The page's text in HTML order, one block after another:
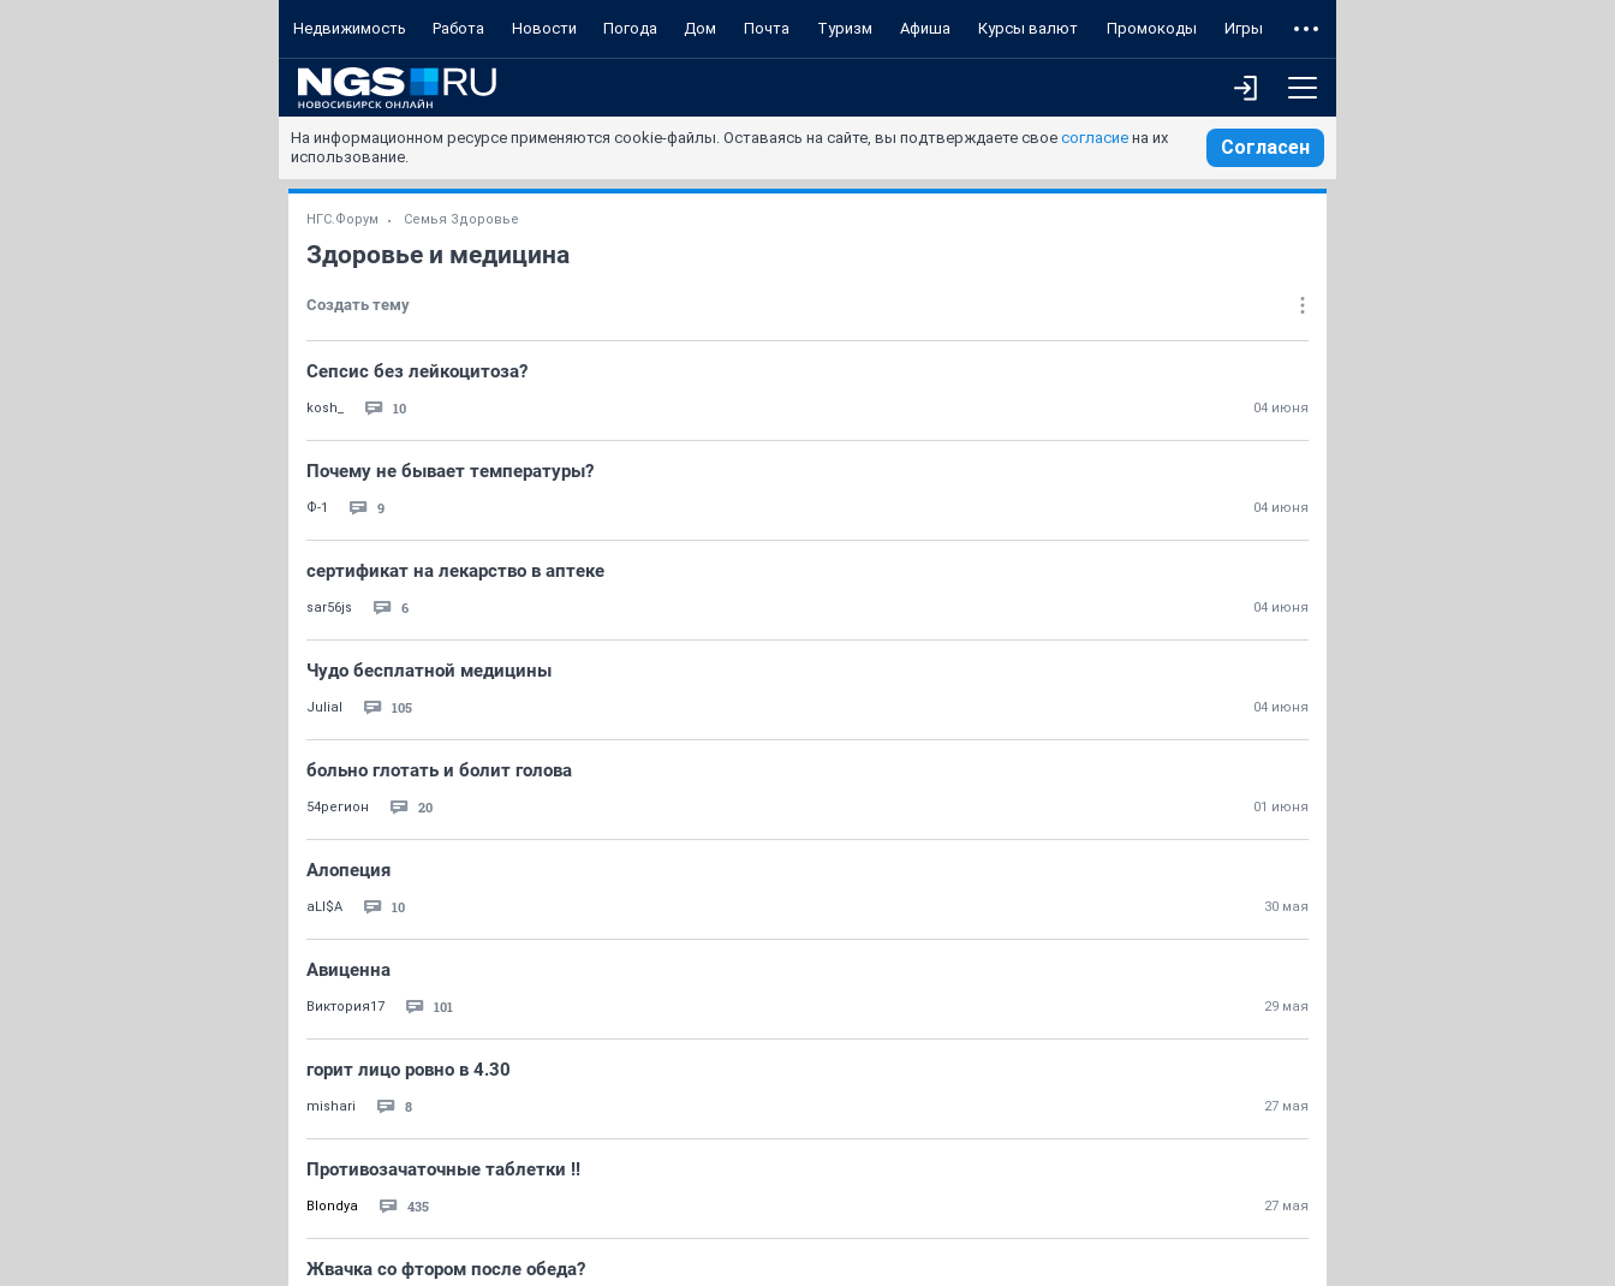
Недвижимость Работа Новости Погода Дом Почта Туризм Афиша Курсы валют Промокоды Игры
На информационном ресурсе применяются cookie-файлы. Оставаясь на сайте, вы подтверждаете свое согласие на их
использование.
Согласен
НГС.Форум Семья Здоровье
Здоровье и медицина
Создать тему
Сепсис без лейкоцитоза?
kosh_ 10 04 июня
Почему не бывает температуры?
Ф-1 9 04 июня
сертификат на лекарство в аптеке
sar56js 6 04 июня
Чудо бесплатной медицины
Julial 105 04 июня
больно глотать и болит голова
54регион 20 01 июня
Алопеция
aLI$A 10 30 мая
Авиценна
Виктория17 101 29 мая
горит лицо ровно в 4.30
mishari 8 27 мая
Противозачаточные таблетки !!
Blondya 435 27 мая
Жвачка со фтором после обеда?